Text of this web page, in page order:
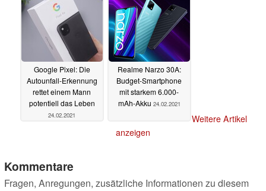
25.02.2021
Google Pixel: Die
Autounfall-Erkennung
rettet einem Mann
potentiell das Leben
24.02.2021
Realme Narzo 30A:
Budget-Smartphone
mit starkem 6.000-
mAh-Akku 24.02.2021
Weitere Artikel
anzeigen
Kommentare
Fragen, Anregungen, zusätzliche Informationen zu diesem